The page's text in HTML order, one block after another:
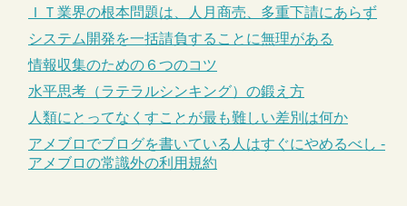
ＩＴ業界の根本問題は、人月商売、多重下請にあらず
システム開発を一括請負することに無理がある
情報収集のための６つのコツ
水平思考（ラテラルシンキング）の鍛え方
人類にとってなくすことが最も難しい差別は何か
アメブロでブログを書いている人はすぐにやめるべし -
アメブロの常識外の利用規約